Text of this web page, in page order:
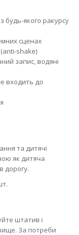
будь-якого ракурсу
сценах
(anti-shake)
запис, водяні
входить до
та дитячі
як дитяча
дорогу.
штатив і
За потреби